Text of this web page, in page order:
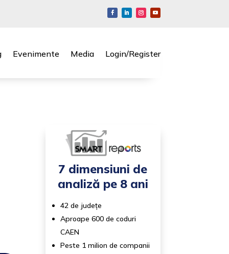
Evenimente Media Login/Register
7 dimensiuni de
analiză pe 8 ani
42 de județe
Aproape 600 de coduri
CAEN
Peste 1 milion de companii